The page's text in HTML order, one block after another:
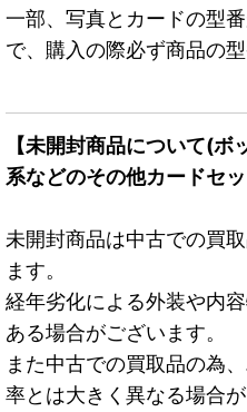
一部、写真とカードの型
で、購入の際必ず商品の
【未開封商品について(
系などのその他カードセッ
未開封商品は中古での買
ます。
経年劣化による外装や内
ある場合がございます。
また中古での買取品の為
率とは大きく異なる場合が